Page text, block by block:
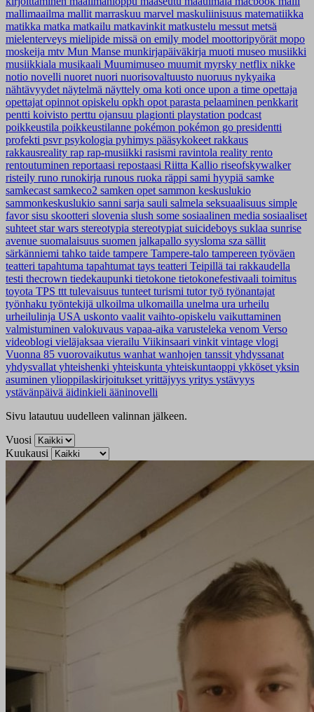
mallimaailma mallit marraskuu marvel maskuliinisuus matematiikka
matikka matka matkailu matkavinkit matkustelu messut metsä
mielenterveys mielipide missä on emily model moottoripyörät mopo
moskeija mtv Mun Manse munkirjapäiväkirja muoti museo musiikki
musiikkiala musikaali Muumimuseo muumit myrsky netflix nikke
notio novelli nuoret nuori nuorisovaltuusto nuoruus nykyaika
nähtävyydet näytelmä näyttely oma koti once upon a time opettaja
opettajat opinnot opiskelu opkh opot parasta pelaaminen penkkarit
pentti koivisto perttu ojansuu plagionti playstation podcast
poikkeustila poikkeustilanne pokémon pokémon go presidentti
profekti psvrpsykologia pyhimys pääsykokeet rakkaus
rakkausreality rap rap-musiikki rasismi ravintola reality rento
rentoutuminen reportaasi repostaasi Riitta Kallio riseofskywalker
risteily runo runokirja runous ruoka räppi sami hyypiä samke
samkecast samkeco2 samken opet sammon keskuslukio
sammonkeskuslukio sanni sarja sauli salmela seksuaalisuus simple
favorsisu skootteri slovenia slush some sosiaalinen media sosiaaliset
suhteet star wars stereotypia stereotypiat suicideboys suklaa sunrise
avenue suomalaisuus suomen jalkapallo syysloma sza sällit
särkänniemi tahko taide tampere Tampere-talo tampereen työväen
teatteri tapahtuma tapahtumat tays teatteri Teipillä tai rakkaudella
testi thecrown tiedekaupunki tietokone tietokonefestivaali toimitus
toyota TPS ttt tulevaisuus tunteet turismi tutortyö työnantajat
työnhaku työntekijä ulkoilma ulkomailla unelma ura urheilu
urheilulinja USA uskonto vaalit vaihto-opiskelu vaikuttaminen
valmistuminen valokuvaus vapaa-aika varusteleka venom Verso
videoblogi vieläjaksaa vierailu Viikinsaari vinkit vintage vlogi
Vuonna 85 vuorovaikutus wanhat wanhojen tanssit yhdyssanat
yhdysvallat yhteishenki yhteiskunta yhteiskuntaoppi ykköset yksin
asuminen ylioppilaskirjoitukset yrittäjyys yritys ystävyys
ystävänpäivä äidinkieli ääninovelli
Sivu latautuu uudelleen valinnan jälkeen.
Vuosi
Kuukausi